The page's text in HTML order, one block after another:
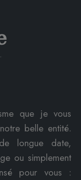
que je vous
belle entité.
longue date,
ou simplement
pour vous :